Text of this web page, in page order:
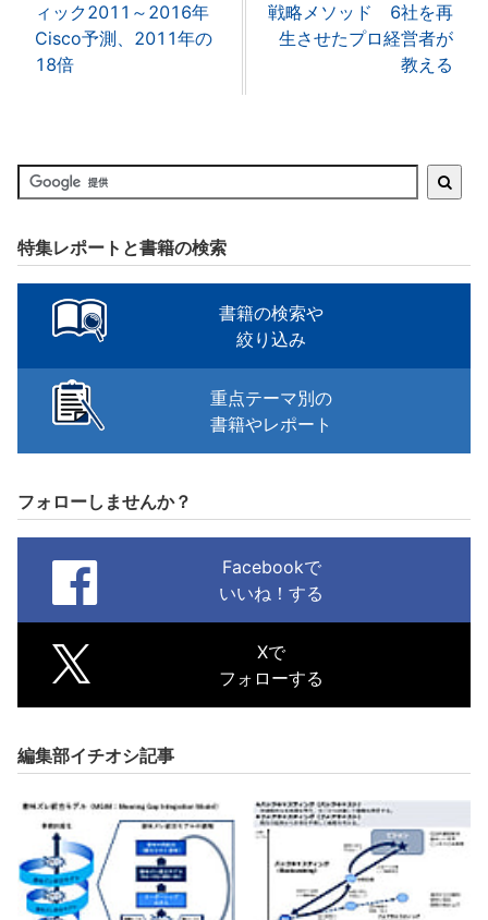
ィック2011～2016年
Cisco予測、2011年の
18倍
戦略メソッド 6社を再
生させたプロ経営者が
教える
特集レポートと書籍の検索
書籍の検索や
絞り込み
重点テーマ別の
書籍やレポート
フォローしませんか？
Facebookで
いいね！する
Xで
フォローする
編集部イチオシ記事